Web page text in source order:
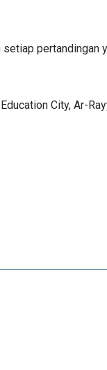
pertandingan
City, Ar-